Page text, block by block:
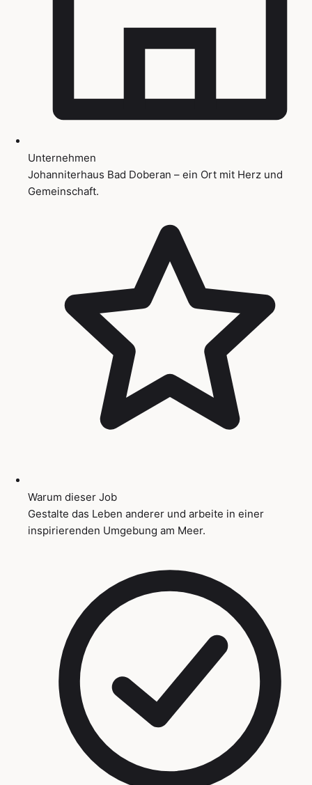
Unternehmen
Johanniterhaus Bad Doberan – ein Ort mit Herz und
Gemeinschaft.
Warum dieser Job
Gestalte das Leben anderer und arbeite in einer
inspirierenden Umgebung am Meer.